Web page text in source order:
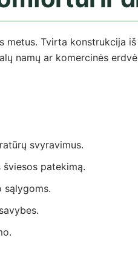
metus. Tvirta konstrukcija iš
namų ar komercinės
svyravimus.
patekimą.
sąlygoms.